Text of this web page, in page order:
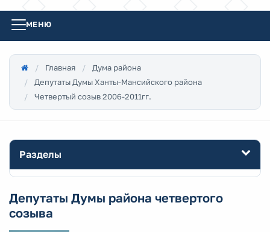
МЕНЮ
Главная
Дума района
Депутаты Думы Ханты-Мансийского района
Четвертый созыв 2006-2011гг.
Разделы
Депутаты Думы района четвертого
созыва